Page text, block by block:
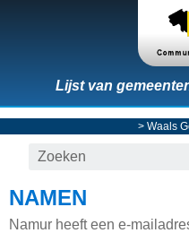
Lijst van
> Waals
NAMEN
Namur heeft een e-